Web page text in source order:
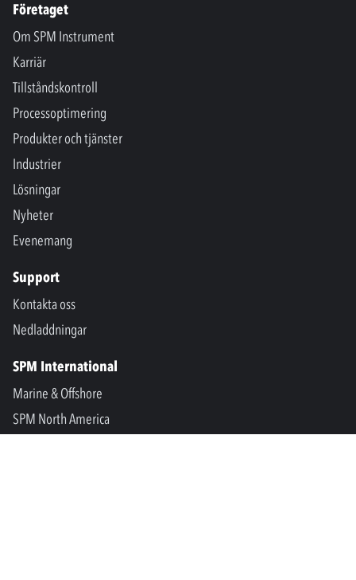
Företaget
Om SPM Instrument
Karriär
Tillståndskontroll
Processoptimering
Produkter och tjänster
Industrier
Lösningar
Nyheter
Evenemang
Support
Kontakta oss
Nedladdningar
SPM International
Marine & Offshore
SPM North America